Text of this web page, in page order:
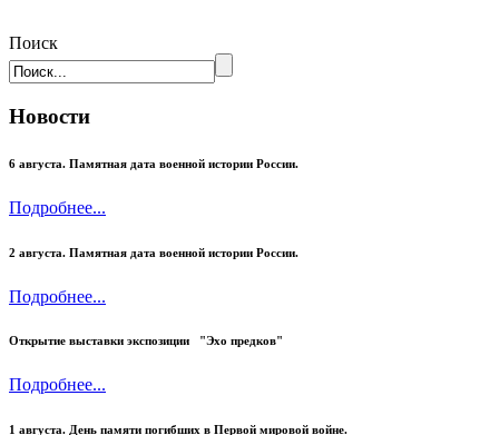
Поиск
Новости
6 августа. Памятная дата военной истории России.
Подробнее...
2 августа. Памятная дата военной истории России.
Подробнее...
Открытие выставки экспозиции "Эхо предков"
Подробнее...
1 августа. День памяти погибших в Первой мировой войне.